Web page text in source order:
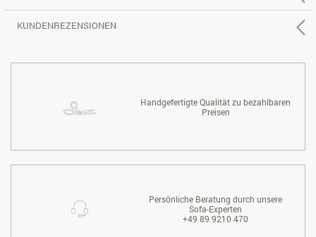
KUNDENREZENSIONEN
Handgefertigte Qualität zu bezahlbaren
Preisen
Persönliche Beratung durch unsere
Sofa-Experten
+49 89 9210 470